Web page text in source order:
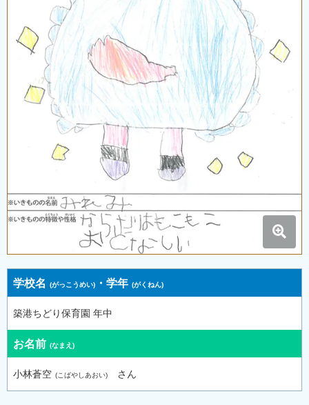
学校名 ・学年
築港ちどり保育園 年中
お名前
小林蒼空 さん